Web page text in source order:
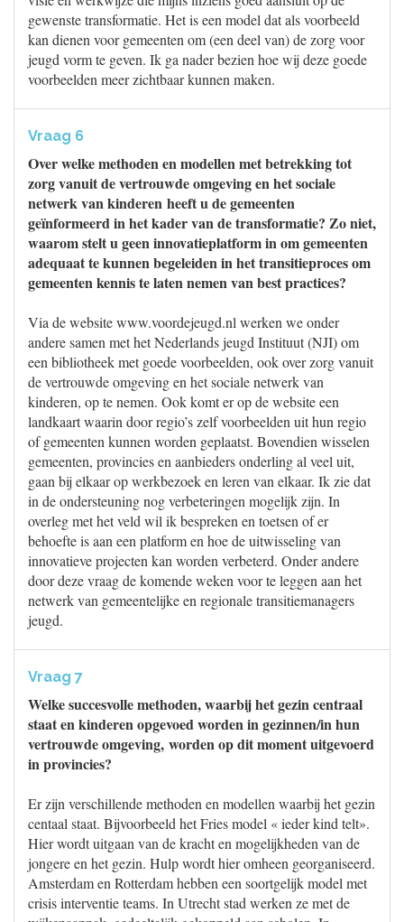
gewenste transformatie. Het is een model dat als voorbeeld
kan dienen voor gemeenten om (een deel van) de zorg voor
jeugd vorm te geven. Ik ga nader bezien hoe wij deze goede
voorbeelden meer zichtbaar kunnen maken.
Vraag 6
Over welke methoden en modellen met betrekking tot
zorg vanuit de vertrouwde omgeving en het sociale
netwerk van kinderen heeft u de gemeenten
geïnformeerd in het kader van de transformatie? Zo niet,
waarom stelt u geen innovatieplatform in om gemeenten
adequaat te kunnen begeleiden in het transitieproces om
gemeenten kennis te laten nemen van best practices?
Via de website www.voordejeugd.nl werken we onder
andere samen met het Nederlands jeugd Instituut (NJI) om
een bibliotheek met goede voorbeelden, ook over zorg vanuit
de vertrouwde omgeving en het sociale netwerk van
kinderen, op te nemen. Ook komt er op de website een
landkaart waarin door regio’s zelf voorbeelden uit hun regio
of gemeenten kunnen worden geplaatst. Bovendien wisselen
gemeenten, provincies en aanbieders onderling al veel uit,
gaan bij elkaar op werkbezoek en leren van elkaar. Ik zie dat
in de ondersteuning nog verbeteringen mogelijk zijn. In
overleg met het veld wil ik bespreken en toetsen of er
behoefte is aan een platform en hoe de uitwisseling van
innovatieve projecten kan worden verbeterd. Onder andere
door deze vraag de komende weken voor te leggen aan het
netwerk van gemeentelijke en regionale transitiemanagers
jeugd.
Vraag 7
Welke succesvolle methoden, waarbij het gezin centraal
staat en kinderen opgevoed worden in gezinnen/in hun
vertrouwde omgeving, worden op dit moment uitgevoerd
in provincies?
Er zijn verschillende methoden en modellen waarbij het gezin
centaal staat. Bijvoorbeeld het Fries model « ieder kind telt».
Hier wordt uitgaan van de kracht en mogelijkheden van de
jongere en het gezin. Hulp wordt hier omheen georganiseerd.
Amsterdam en Rotterdam hebben een soortgelijk model met
crisis interventie teams. In Utrecht stad werken ze met de